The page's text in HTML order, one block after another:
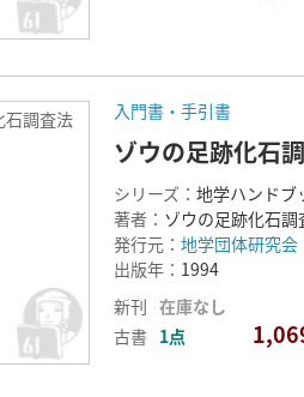
石調査法 入門書・手引書
ゾウの足跡化石
シリーズ： 地学ハンドブ
著者： ゾウの足跡化石
発行元： 地学団体研究会
出版年： 1994
新刊 在庫なし
古書 1点